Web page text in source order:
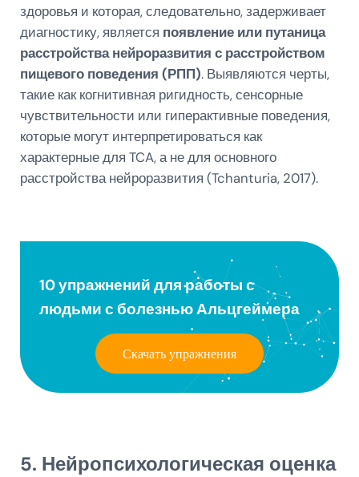
здоровья и которая, следовательно, задерживает
диагностику, является появление или путаница
расстройства нейроразвития с расстройством
пищевого поведения (РПП). Выявляются черты,
такие как когнитивная ригидность, сенсорные
чувствительности или гиперактивные поведения,
которые могут интерпретироваться как
характерные для TCA, а не для основного
расстройства нейроразвития (Tchanturia, 2017).
10 упражнений для работы с
людьми с болезнью Альцгеймера
Скачать упражнения
5. Нейропсихологическая оценка